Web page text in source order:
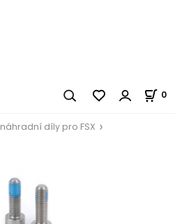
0
náhradní díly pro FSX